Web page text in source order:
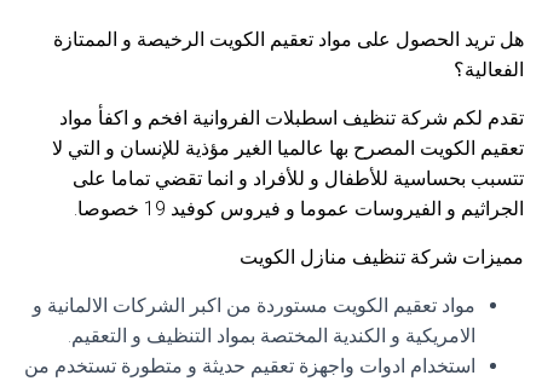
هل تريد الحصول على مواد تعقيم الكويت الرخيصة و الممتازة
الفعالية؟
تقدم لكم شركة تنظيف اسطبلات الفروانية افخم و اكفأ مواد
تعقيم الكويت المصرح بها عالميا الغير مؤذية للإنسان و التي لا
تتسبب بحساسية للأطفال و للأفراد و انما تقضي تماما على
الجراثيم و الفيروسات عموما و فيروس كوفيد 19 خصوصا.
مميزات شركة تنظيف منازل الكويت
مواد تعقيم الكويت مستوردة من اكبر الشركات الالمانية و
الامريكية و الكندية المختصة بمواد التنظيف و التعقيم.
استخدام ادوات واجهزة تعقيم حديثة و متطورة تستخدم من